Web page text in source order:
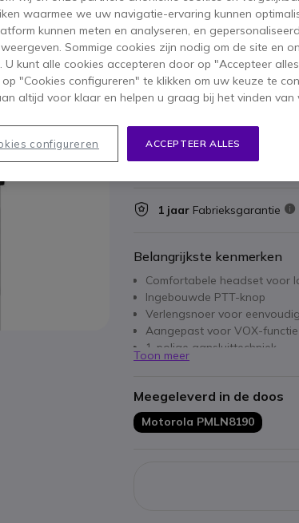
5 van 1 Reviews
BESPAAR 1,00 €
38,45 €
37,95 € ex. BTW- 45,92 €
IN
55 productenop voorraad
1 jaar Fabrieksgarantie
Belangrijkste kenmerken
Comfortabele headset voor
Ingebouwde PTT-knop
Verlengsnoer voor
Aangepast voor VOX-functie
1-polige aansluittechniek
Sluit hem aan en zet hem
Toon meer
Meegeleverd in de doos
Motorola PMLN8190
waarmee we uw navigatie-ervaring kunnen
kunnen meten en analyseren, en
Sommige cookies zijn nodig om de site en
kunt alle cookies accepteren door op "Accepteer
"Cookies configureren" te klikken om uw keuze te
altijd voor klaar en helpen u graag bij het vinden van
ACCEPTEER ALLES
configureren